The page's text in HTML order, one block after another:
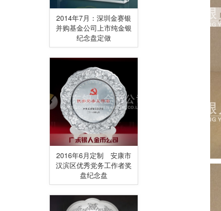
2014年7月：深圳金赛银
并购基金公司上市纯金银
纪念盘定做
2016年6月定制 安康市
汉滨区优秀党务工作者奖
盘纪念盘